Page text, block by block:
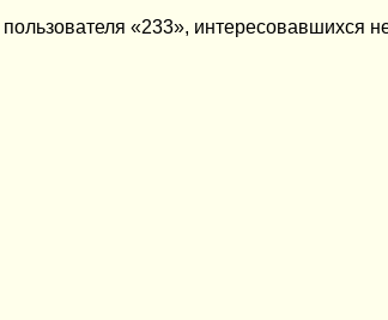
«233», интересовавшихся